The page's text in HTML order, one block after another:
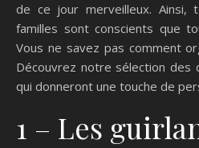
de ce jour merveilleux. Ainsi,
familles sont conscients que
Vous ne savez pas comment
Découvrez notre sélection des
qui donneront une touche de
1 – Les